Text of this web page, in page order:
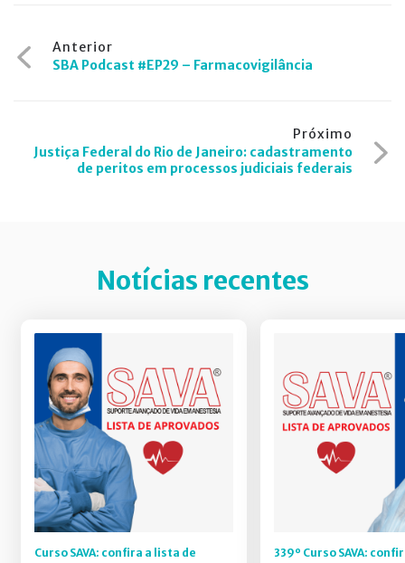
Navegação
de
Anterior
SBA Podcast #EP29 – Farmacovigilância
Próximo
Justiça Federal do Rio de Janeiro: cadastramento
de peritos em processos judiciais federais
Notícias recentes
Curso SAVA: confira a lista de
339º Curso SAVA: